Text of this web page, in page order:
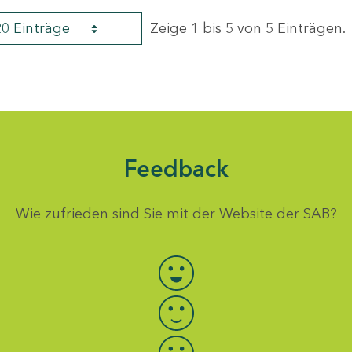
Einträge Zeige 1 bis 5 von 5 Einträgen.
Feedback
Wie zufrieden sind Sie mit der Website der SAB?
Bewertung auswählen